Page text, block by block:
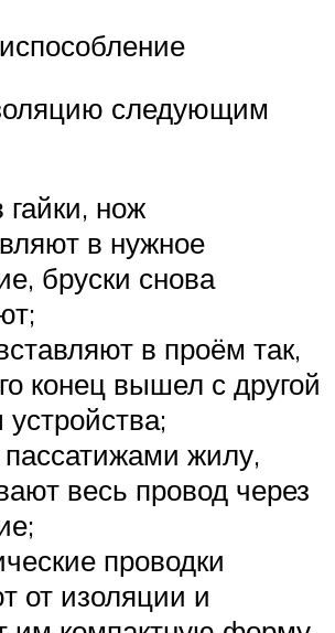
следующим
гайки, нож
в нужное
бруски снова
в проём так,
конец вышел с другой
пассатижами жилу,
весь провод через
проводки
от изоляции и